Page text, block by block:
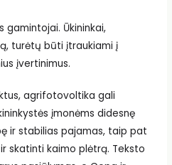
gamintojai. Ūkininkai,
turėtų būti įtraukiami į
įvertinimus.
agrifotovoltika gali
įmonėms didesnę
ir stabilias pajamas, taip pat
skatinti kaimo plėtrą. Teksto